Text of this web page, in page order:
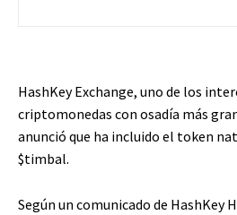
HashKey Exchange, uno de los
criptomonedas con osadía más
anunció que ha incluido el token
$timbal.
Según un comunicado de HashKey